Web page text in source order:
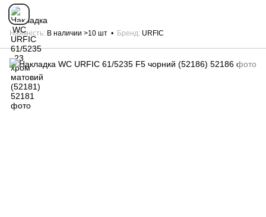
Наявність В наличии >10 шт Бренд URFIC